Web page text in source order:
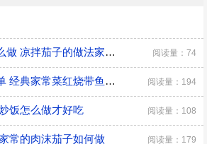
最简单的凉拌茄子怎么做 凉拌茄子的做法家常窍门 阅读量：74
带鱼怎么做好吃又简单 经典家常菜红烧带鱼的做法 阅读量：194
饭怎么做才好吃 阅读量：108
常的肉沫茄子如何做 阅读量：179